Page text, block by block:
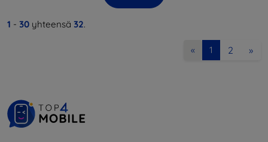
1 - 30 yhteensä 32.
« 1 2 »